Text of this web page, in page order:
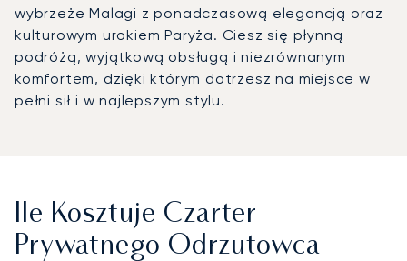
wybrzeże Malagi z ponadczasową elegancją oraz
kulturowym urokiem Paryża. Ciesz się płynną
podróżą, wyjątkową obsługą i niezrównanym
komfortem, dzięki którym dotrzesz na miejsce w
pełni sił i w najlepszym stylu.
Ile Kosztuje Czarter
Prywatnego Odrzutowca